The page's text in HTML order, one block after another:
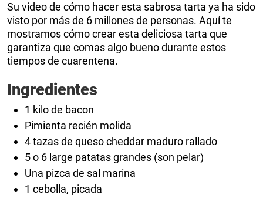
Su video de cómo hacer esta sabrosa tarta ya ha sido
visto por más de 6 millones de personas. Aquí te
mostramos cómo crear esta deliciosa tarta que
garantiza que comas algo bueno durante estos
tiempos de cuarentena.
Ingredientes
1 kilo de bacon
Pimienta recién molida
4 tazas de queso cheddar maduro rallado
5 o 6 large patatas grandes (son pelar)
Una pizca de sal marina
1 cebolla, picada